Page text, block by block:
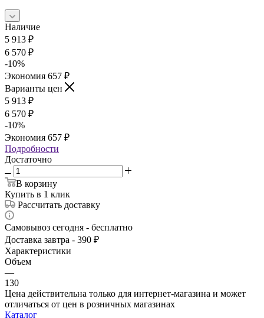
Наличие
5 913 ₽
6 570 ₽
-10%
Экономия 657 ₽
Варианты цен
5 913 ₽
6 570 ₽
-10%
Экономия 657 ₽
Подробности
Достаточно
В корзину
Купить в 1 клик
Рассчитать доставку
Самовывоз сегодня - бесплатно
Доставка завтра - 390 ₽
Характеристики
Объем
—
130
Цена действительна только для интернет-магазина и может
отличаться от цен в розничных магазинах
Каталог